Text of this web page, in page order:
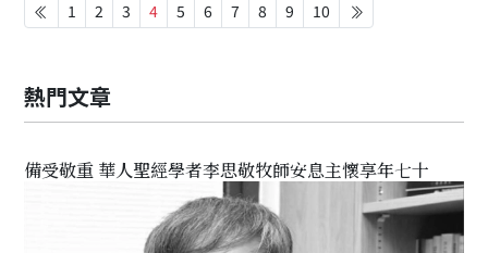
1 2 3 4 5 6 7 8 9 10
熱門文章
備受敬重 華人聖經學者李思敬牧師安息主懷享年七十